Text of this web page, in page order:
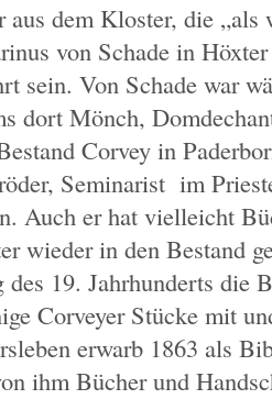
aus dem Kloster, die „als
von Schade in
sein. Von Schade war
dort Mönch,
Corvey in
Seminarist im
Auch er hat vielleicht
wieder in den Bestand
19. Jahrhunderts die
Corveyer Stücke mit
erwarb 1863 als
ihm Bücher und